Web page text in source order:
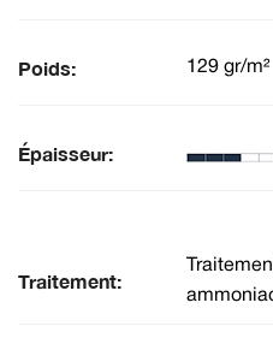
Poids: 129 gr/m²
Épaisseur:
Traitement: